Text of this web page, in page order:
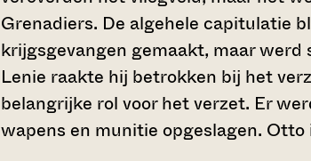
Grenadiers. De algehele capitulatie
krijgsgevangen gemaakt, maar
Lenie raakte hij betrokken bij het
belangrijke rol voor het verzet. Er
wapens en munitie opgeslagen.